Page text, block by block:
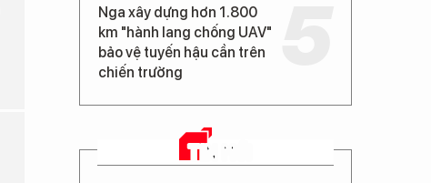
Nga xây dựng hơn 1.800
km "hành lang chống UAV"
bảo vệ tuyến hậu cần trên
chiến trường
TIN MỚI